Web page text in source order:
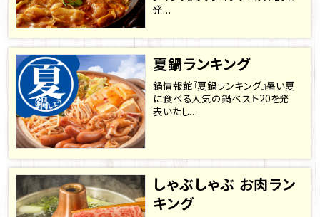
発...
夏鍋ランキング
鍋情報館『夏鍋ランキング』暑い夏
に食べる人気の鍋ベスト20を発
表いたし...
しゃぶしゃぶ お肉ラン
キング